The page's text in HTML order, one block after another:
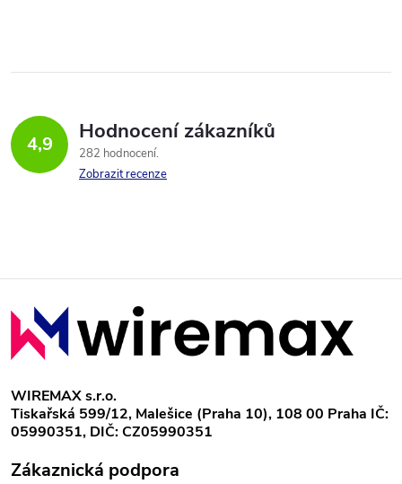
4,9 Hodnocení zákazníků
282 hodnocení
Zobrazit recenze
Z
á
p
a
WIREMAX s.r.o.
Tiskařská 599/12, Malešice (Praha 10), 108 00 Praha IČ:
05990351, DIČ: CZ05990351
Zákaznická podpora